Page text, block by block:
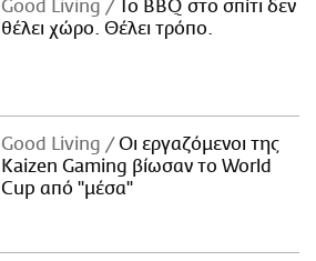
Good Living
Το BBQ στο σπίτι δεν
θέλει χώρο. Θέλει τρόπο.
Good Living
Οι εργαζόμενοι της
Kaizen Gaming βίωσαν το World
Cup από "μέσα"